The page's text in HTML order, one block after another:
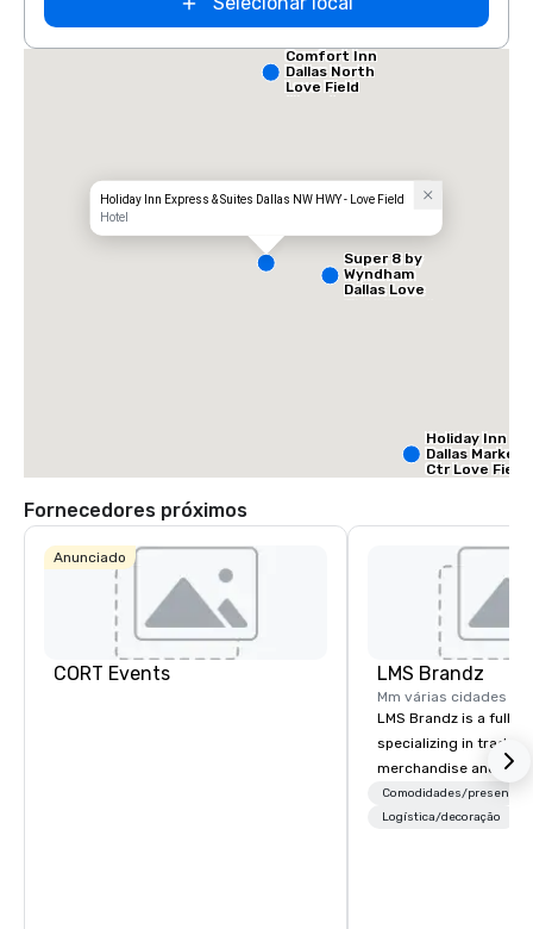
Holiday Inn Express & Suites Dallas NW HWY - Love Field
Hotel
Ctr -
Holiday Inn
Dallas Market
Ctr Love Field
of
Central/
Comfort Inn
Dallas North
Love Field
Airport
Super 8 by
Wyndham
Dallas Love
Fornecedores próximos
Anunciado
CORT Events LMS Brandz
Mm várias cidades
LMS Brandz is a full-
specializing in trade
merchandise and
booth giveaways and
to executive gifting,
Comodidades/presentes
Logística/decoração